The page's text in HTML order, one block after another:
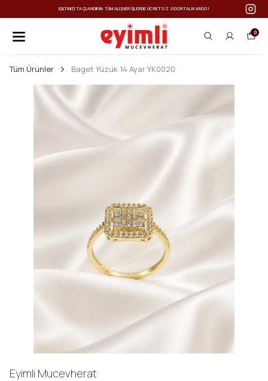
IŞILTINIZI TAÇLANDIRIN: TÜM ALIŞVERIŞLERDE ÜCRETSIZ SIGORTALI KARGO!
0
Tüm Ürünler Baget Yüzük 14 Ayar YK0020
Eyimli Mucevherat